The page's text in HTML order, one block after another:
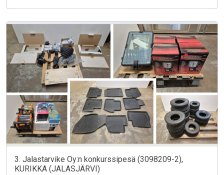
3. Jalastarvike Oy:n konkurssipesä (3098209-2),
KURIKKA (JALASJÄRVI)